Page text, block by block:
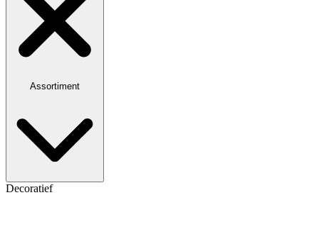
Assortiment
Decoratief